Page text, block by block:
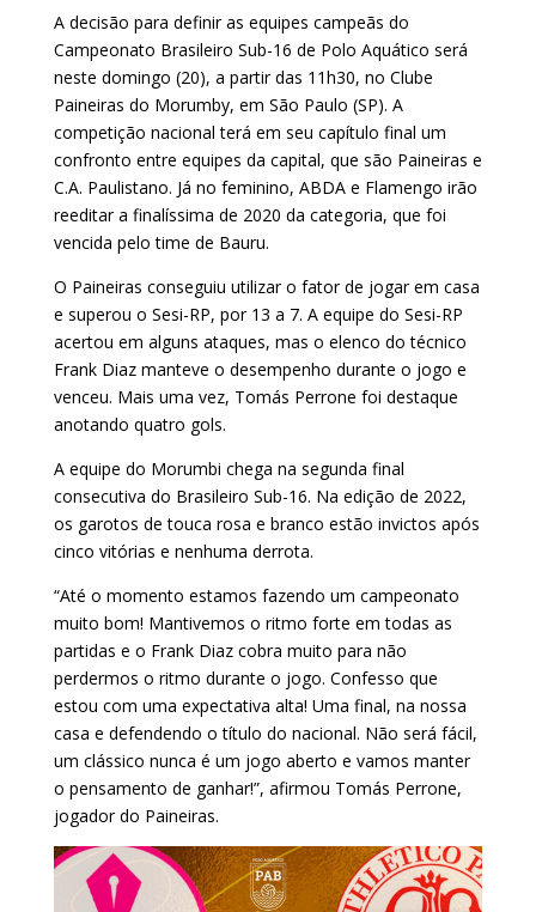
A decisão para definir as equipes campeãs do
Campeonato Brasileiro Sub-16 de Polo Aquático será
neste domingo (20), a partir das 11h30, no Clube
Paineiras do Morumby, em São Paulo (SP). A
competição nacional terá em seu capítulo final um
confronto entre equipes da capital, que são Paineiras e
C.A. Paulistano. Já no feminino, ABDA e Flamengo irão
reeditar a finalíssima de 2020 da categoria, que foi
vencida pelo time de Bauru.
O Paineiras conseguiu utilizar o fator de jogar em casa
e superou o Sesi-RP, por 13 a 7. A equipe do Sesi-RP
acertou em alguns ataques, mas o elenco do técnico
Frank Diaz manteve o desempenho durante o jogo e
venceu. Mais uma vez, Tomás Perrone foi destaque
anotando quatro gols.
A equipe do Morumbi chega na segunda final
consecutiva do Brasileiro Sub-16. Na edição de 2022,
os garotos de touca rosa e branco estão invictos após
cinco vitórias e nenhuma derrota.
“Até o momento estamos fazendo um campeonato
muito bom! Mantivemos o ritmo forte em todas as
partidas e o Frank Diaz cobra muito para não
perdermos o ritmo durante o jogo. Confesso que
estou com uma expectativa alta! Uma final, na nossa
casa e defendendo o título do nacional. Não será fácil,
um clássico nunca é um jogo aberto e vamos manter
o pensamento de ganhar!”, afirmou Tomás Perrone,
jogador do Paineiras.